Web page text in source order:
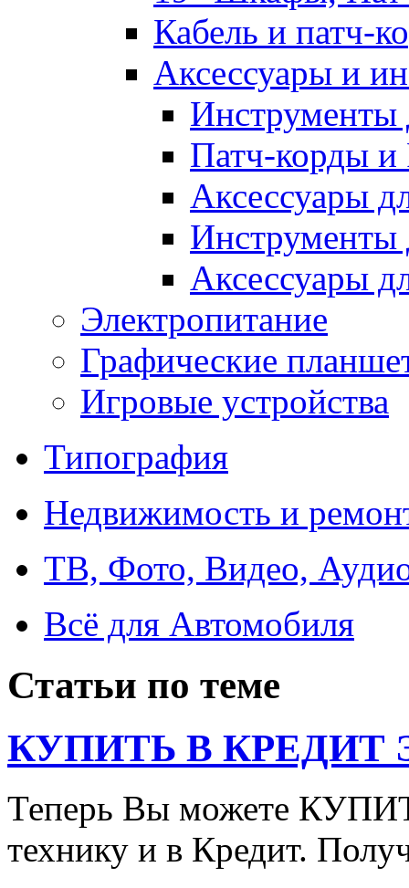
Кабель и патч-
Аксессуары и
Инструменты
Патч-корды и
Аксессуары
Инструменты
Аксессуары
Электропитание
Графические
Игровые устройства
Типография
Недвижимость и
ТВ, Фото, Видео,
Всё для Автомобиля
Статьи по теме
КУПИТЬ В КРЕДИТ
Теперь Вы можете
технику и в Кредит.